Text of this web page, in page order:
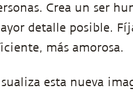
Crea un ser
detalle posible.
más amorosa.
esta nueva